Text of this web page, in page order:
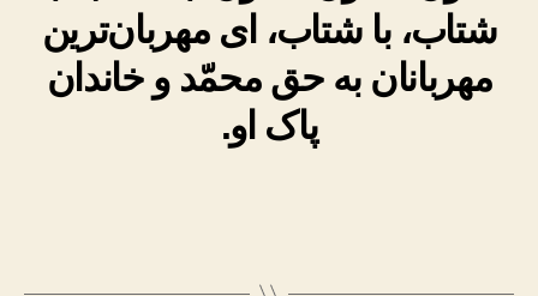
شتاب، با شتاب، ای مهربان‌ترین
مهربانان به حق محمّد و خاندان
پاک او.